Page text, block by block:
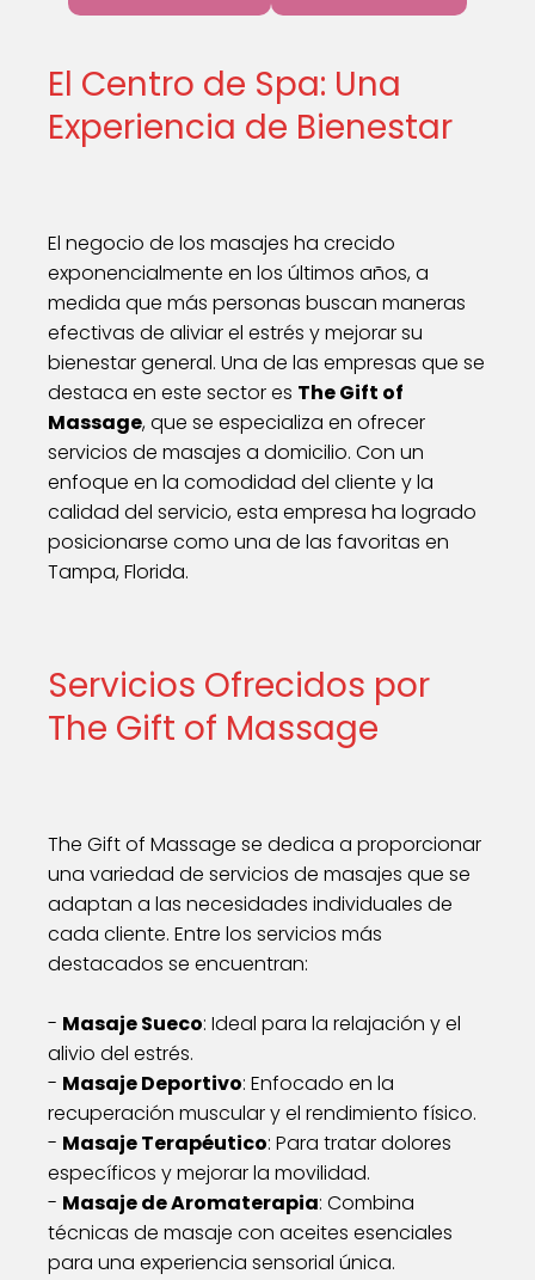
El Centro de Spa: Una
Experiencia de Bienestar
El negocio de los masajes ha crecido
exponencialmente en los últimos años, a
medida que más personas buscan maneras
efectivas de aliviar el estrés y mejorar su
bienestar general. Una de las empresas que se
destaca en este sector es The Gift of
Massage, que se especializa en ofrecer
servicios de masajes a domicilio. Con un
enfoque en la comodidad del cliente y la
calidad del servicio, esta empresa ha logrado
posicionarse como una de las favoritas en
Tampa, Florida.
Servicios Ofrecidos por
The Gift of Massage
The Gift of Massage se dedica a proporcionar
una variedad de servicios de masajes que se
adaptan a las necesidades individuales de
cada cliente. Entre los servicios más
destacados se encuentran:
- Masaje Sueco: Ideal para la relajación y el
alivio del estrés.
- Masaje Deportivo: Enfocado en la
recuperación muscular y el rendimiento físico.
- Masaje Terapéutico: Para tratar dolores
específicos y mejorar la movilidad.
- Masaje de Aromaterapia: Combina
técnicas de masaje con aceites esenciales
para una experiencia sensorial única.